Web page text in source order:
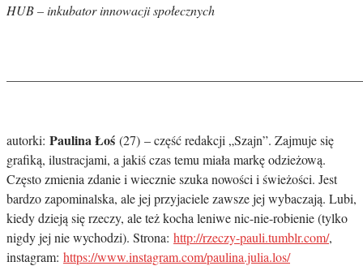
HUB – inkubator innowacji społecznych
autorki: Paulina Łoś (27) – część redakcji „Szajn”. Zajmuje się
grafiką, ilustracjami, a jakiś czas temu miała markę odzieżową.
Często zmienia zdanie i wiecznie szuka nowości i świeżości. Jest
bardzo zapominalska, ale jej przyjaciele zawsze jej wybaczają. Lubi,
kiedy dzieją się rzeczy, ale też kocha leniwe nic-nie-robienie (tylko
nigdy jej nie wychodzi). Strona: http://rzeczy-pauli.tumblr.com/,
instagram: https://www.instagram.com/paulina.julia.los/